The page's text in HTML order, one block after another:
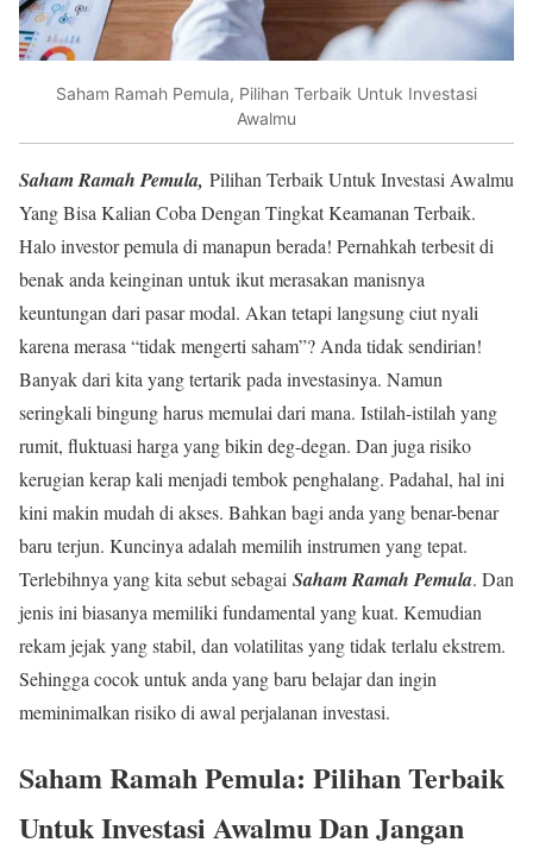
Saham Ramah Pemula, Pilihan Terbaik Untuk Investasi
Awalmu
Saham Ramah Pemula, Pilihan Terbaik Untuk Investasi Awalmu
Yang Bisa Kalian Coba Dengan Tingkat Keamanan Terbaik.
Halo investor pemula di manapun berada! Pernahkah terbesit di
benak anda keinginan untuk ikut merasakan manisnya
keuntungan dari pasar modal. Akan tetapi langsung ciut nyali
karena merasa “tidak mengerti saham”? Anda tidak sendirian!
Banyak dari kita yang tertarik pada investasinya. Namun
seringkali bingung harus memulai dari mana. Istilah-istilah yang
rumit, fluktuasi harga yang bikin deg-degan. Dan juga risiko
kerugian kerap kali menjadi tembok penghalang. Padahal, hal ini
kini makin mudah di akses. Bahkan bagi anda yang benar-benar
baru terjun. Kuncinya adalah memilih instrumen yang tepat.
Terlebihnya yang kita sebut sebagai Saham Ramah Pemula. Dan
jenis ini biasanya memiliki fundamental yang kuat. Kemudian
rekam jejak yang stabil, dan volatilitas yang tidak terlalu ekstrem.
Sehingga cocok untuk anda yang baru belajar dan ingin
meminimalkan risiko di awal perjalanan investasi.
Saham Ramah Pemula: Pilihan Terbaik
Untuk Investasi Awalmu Dan Jangan